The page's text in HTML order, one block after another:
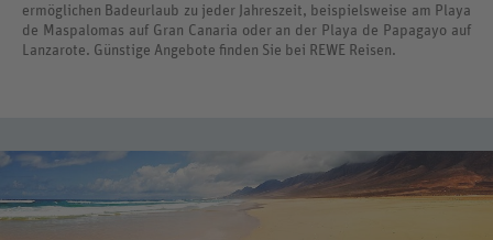
ermöglichen Badeurlaub zu jeder Jahreszeit, beispielsweise am Playa
de Maspalomas auf Gran Canaria oder an der Playa de Papagayo auf
Lanzarote. Günstige Angebote finden Sie bei REWE Reisen.